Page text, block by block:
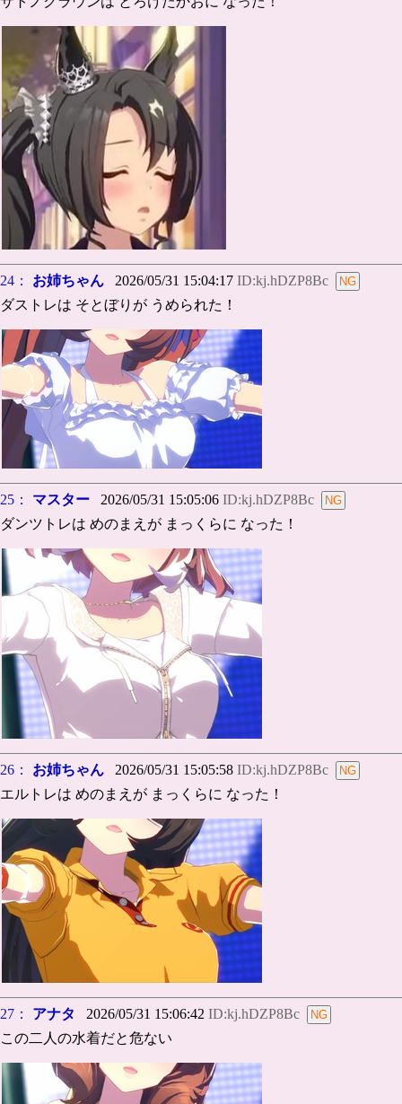
24： お姉ちゃん 2026/05/31 15:04:17 ID:kj.hDZP8Bc
ダストレは そとぼりが うめられた！
25： マスター 2026/05/31 15:05:06 ID:kj.hDZP8Bc
ダンツトレは めのまえが まっくらに なった！
26： お姉ちゃん 2026/05/31 15:05:58 ID:kj.hDZP8Bc
エルトレは めのまえが まっくらに なった！
27： アナタ 2026/05/31 15:06:42 ID:kj.hDZP8Bc
この二人の水着だと危ない